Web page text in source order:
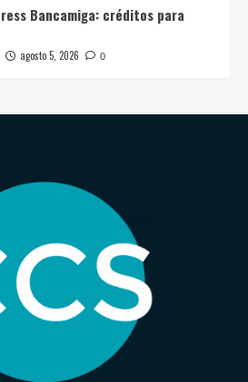
Bancamiga: créditos para
agosto 5, 2026 0